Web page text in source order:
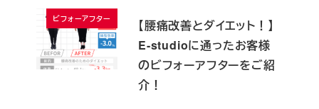
ビフォーアフター
【腰痛改善とダイエット！】
E-studioに通ったお客様
のビフォーアフターをご紹
介！